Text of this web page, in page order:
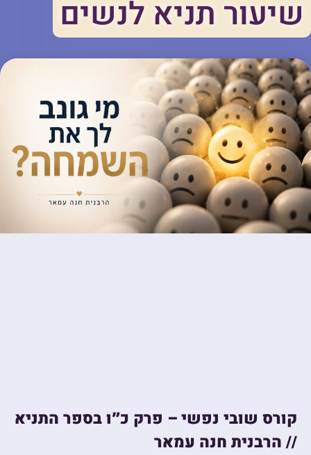
שיעור תניא לנשים
קורס שובי נפשי – פרק כ״ו בספר התניא
// הרבנית חנה עמאר